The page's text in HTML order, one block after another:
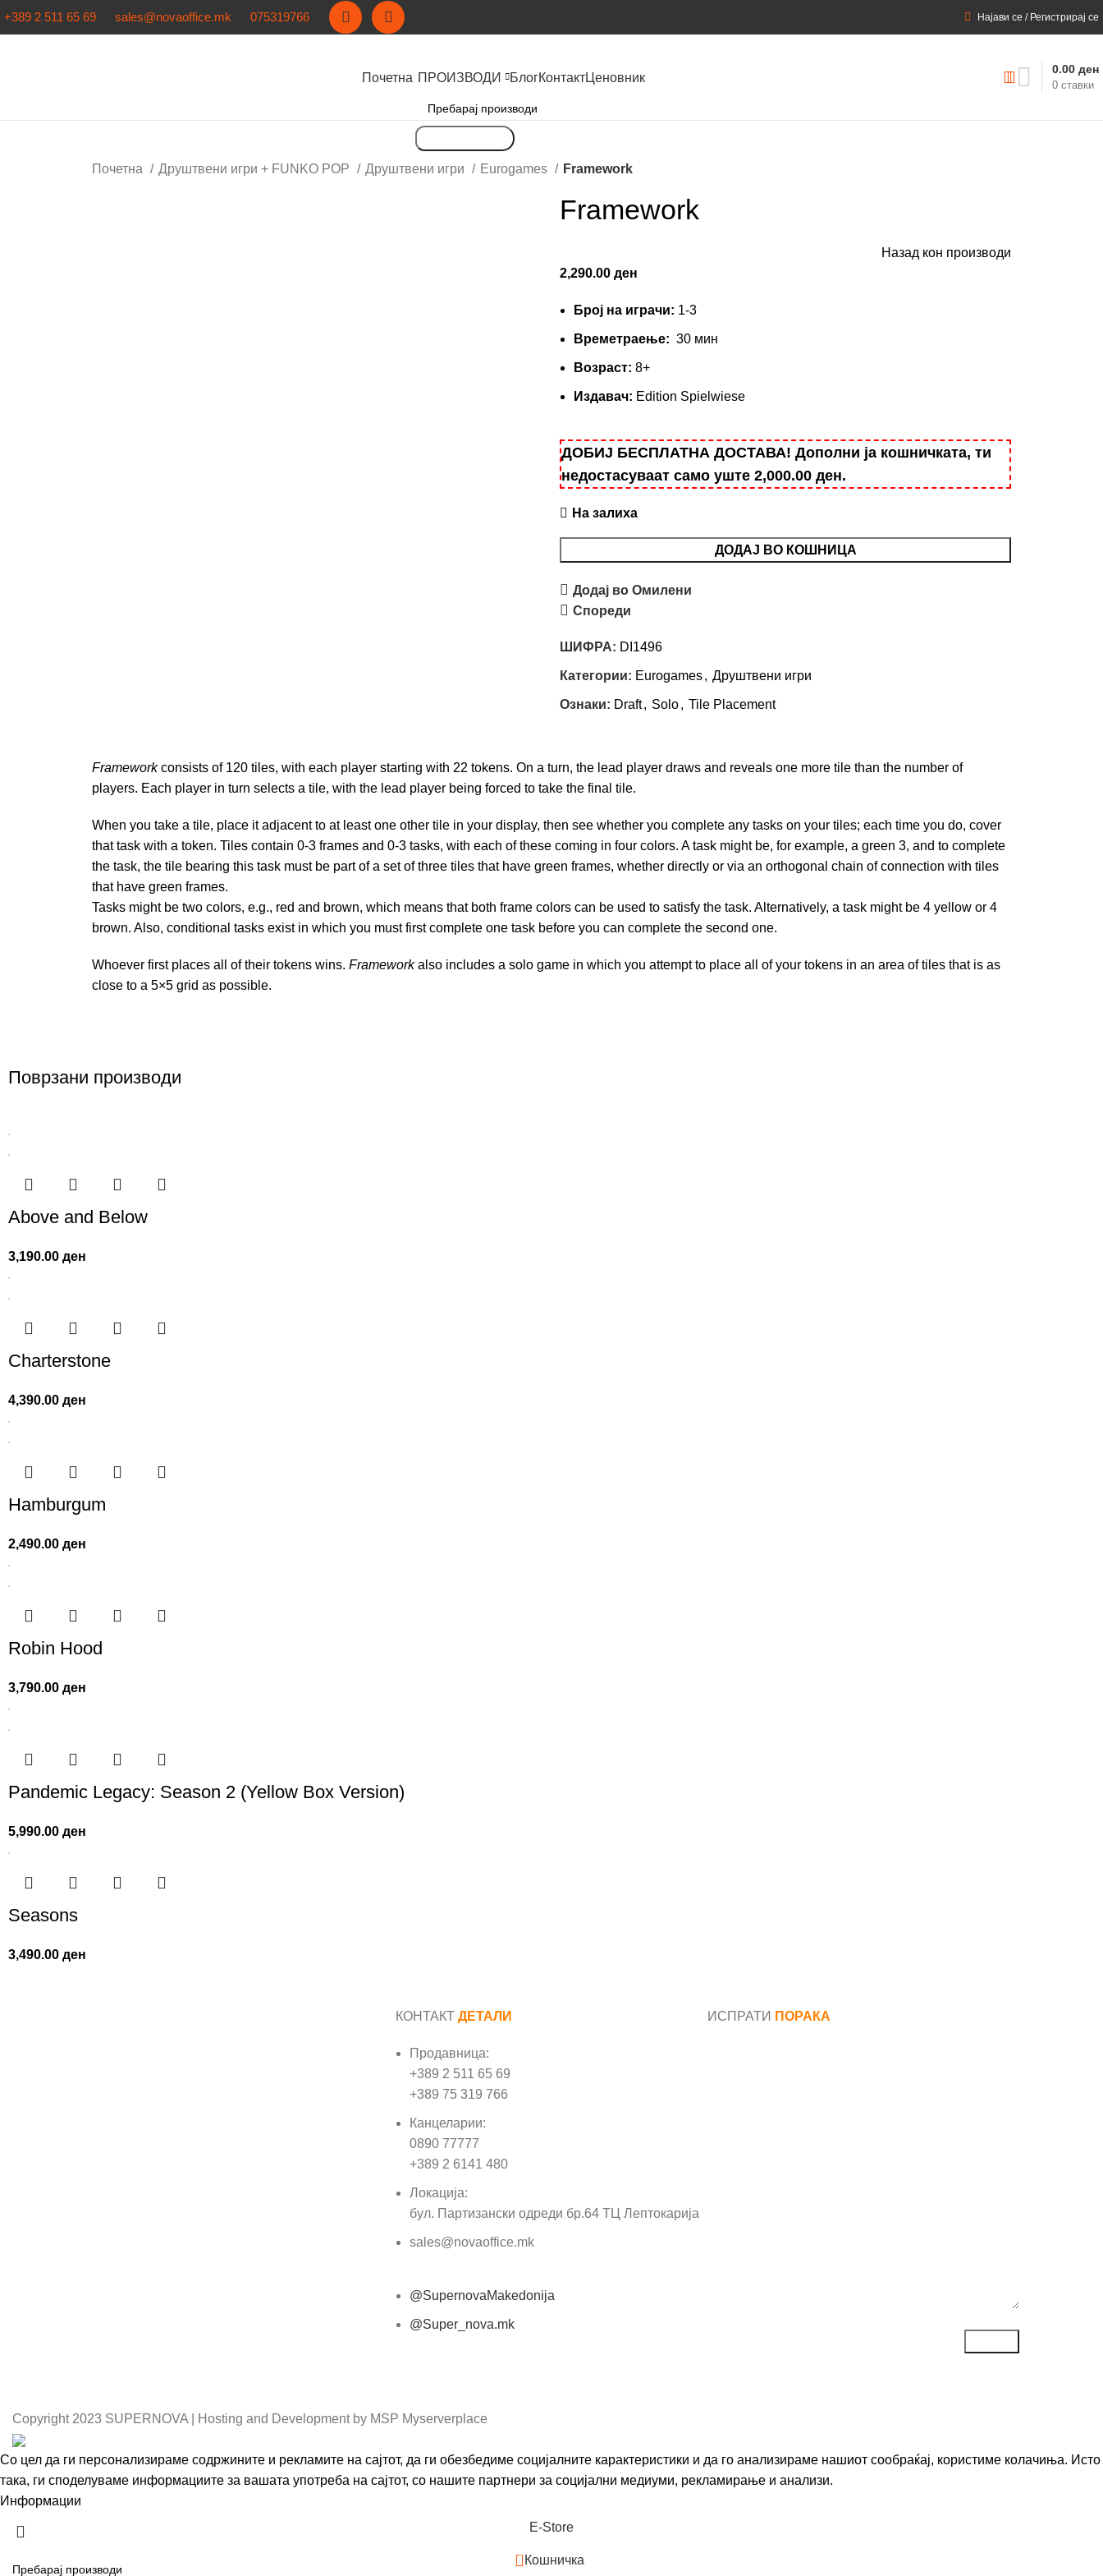
+389 2 511 65 69 sales@novaoffice.mk 075319766 Најави се / Регистрирај се
Почетна ПРОИЗВОДИ БлогКонтактЦеновник
0 ставки
0.00 ден
Почетна Друштвени игри + FUNKO POP Друштвени игри Eurogames Framework
Framework
Назад кон производи
2,290.00 ден
Број на играчи: 1-3
Времетраење: 30 мин
Вoзраст: 8+
Издавач: Edition Spielwiese
ДОБИЈ БЕСПЛАТНА ДОСТАВА! Дополни ја кошничката, ти
недостасуваат само уште 2,000.00 ден.
На залиха
ДОДАЈ ВО КОШНИЦА
Додај во Омилени
Спореди
ШИФРА: DI1496
Категории: Eurogames, Друштвени игри
Ознаки: Draft, Solo, Tile Placement
Frameworkconsists of 120 tiles, with each player starting with 22 tokens. On a turn, the lead player draws and reveals one more tile than the number of
players. Each player in turn selects a tile, with the lead player being forced to take the final tile.
When you take a tile, place it adjacent to at least one other tile in your display, then see whether you complete any tasks on your tiles; each time you do, cover
that task with a token. Tiles contain 0-3 frames and 0-3 tasks, with each of these coming in four colors. A task might be, for example, a green 3, and to complete
the task, the tile bearing this task must be part of a set of three tiles that have green frames, whether directly or via an orthogonal chain of connection with tiles
that have green frames.
Tasks might be two colors, e.g., red and brown, which means that both frame colors can be used to satisfy the task. Alternatively, a task might be 4 yellow or 4
brown. Also, conditional tasks exist in which you must first complete one task before you can complete the second one.
Whoever first places all of their tokens wins. Frameworkalso includes a solo game in which you attempt to place all of your tokens in an area of tiles that is as
close to a 5×5 grid as possible.
Поврзани производи
Above and Below
3,190.00ден
Charterstone
4,390.00ден
Hamburgum
2,490.00ден
Robin Hood
3,790.00ден
Pandemic Legacy: Season 2 (Yellow Box Version)
5,990.00ден
Seasons
3,490.00ден
КОНТАКТ ДЕТАЛИ
Продавница:
+389 2 511 65 69
+389 75 319 766
Канцеларии:
0890 77777
+389 2 6141 480
Локација:
бул. Партизански одреди бр.64 ТЦ Лептокарија
sales@novaoffice.mk
@SupernovaMakedonija
@Super_nova.mk
ИСПРАТИ ПОРАКА
Copyright 2023 SUPERNOVA | Hosting and Development by MSP Myserverplace
Со цел да ги персонализираме содржините и рекламите на сајтот, да ги обезбедиме социјалните карактеристики и да го анализираме нашиот сообраќај, користиме колачиња. Исто
така, ги споделуваме информациите за вашата употреба на сајтот, со нашите партнери за социјални медиуми, рекламирање и анализи.
Информации
Е-Store
0 Кошничка